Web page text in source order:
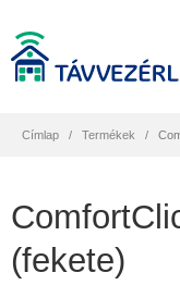
Címlap Termékek
(fekete)